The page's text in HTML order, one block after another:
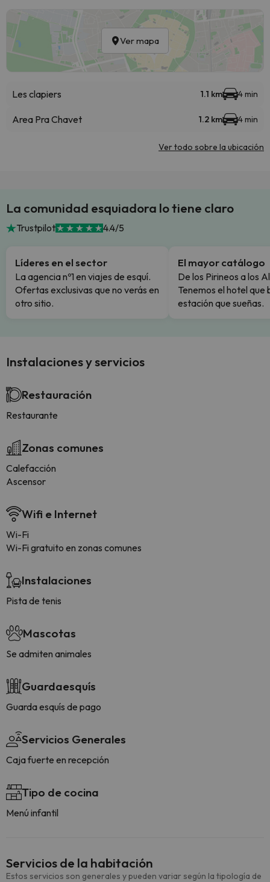
Ver mapa
Les clapiers 1.1 km 4 min
Area Pra Chavet 1.2 km 4 min
Ver todo sobre la ubicación
La comunidad esquiadora lo tiene claro
Trustpilot 4.4/5
Líderes en el sector
La agencia nº1 en viajes de esquí.
Ofertas exclusivas que no verás en
otro sitio.
El mayor catálogo
De los Pirineos a los
Tenemos el hotel que
estación que sueñas.
Instalaciones y servicios
Restauración
Restaurante
Zonas comunes
Calefacción
Ascensor
Wifi e Internet
Wi-Fi
Wi-Fi gratuito en zonas comunes
Instalaciones
Pista de tenis
Mascotas
Se admiten animales
Guardaesquís
Guarda esquís de pago
Servicios Generales
Caja fuerte en recepción
Tipo de cocina
Menú infantil
Servicios de la habitación
Estos servicios son generales y pueden variar según la tipología de